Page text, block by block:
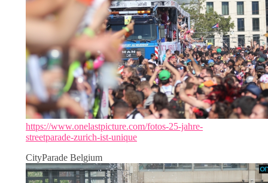
https://www.onelastpicture.com/fotos-25-jahre-
streetparade-zurich-ist-unique
CityParade Belgium